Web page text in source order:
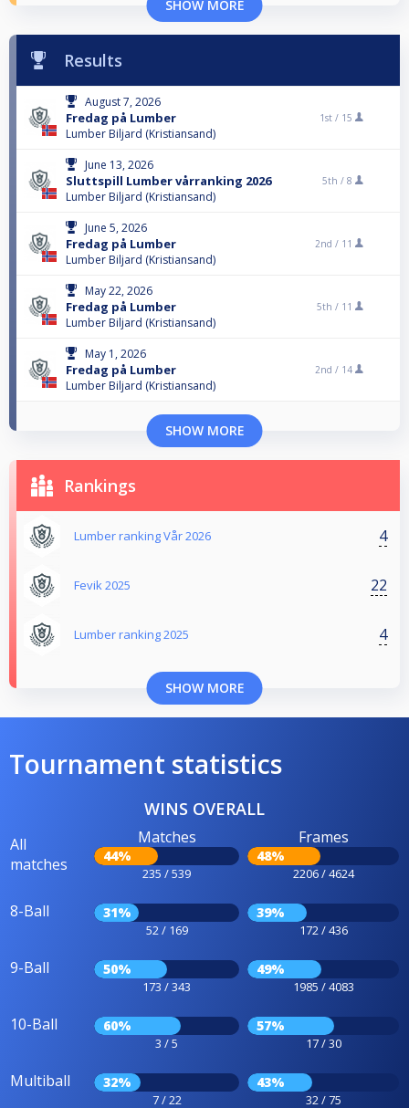
SHOW MORE
Results
August 7, 2026
Fredag på Lumber
Lumber Biljard (Kristiansand)
1st / 15
June 13, 2026
Sluttspill Lumber vårranking 2026
Lumber Biljard (Kristiansand)
5th / 8
June 5, 2026
Fredag på Lumber
Lumber Biljard (Kristiansand)
2nd / 11
May 22, 2026
Fredag på Lumber
Lumber Biljard (Kristiansand)
5th / 11
May 1, 2026
Fredag på Lumber
Lumber Biljard (Kristiansand)
2nd / 14
SHOW MORE
Rankings
Lumber ranking Vår 2026 4
Fevik 2025 22
Lumber ranking 2025 4
SHOW MORE
Tournament statistics
WINS OVERALL
All
matches
Matches
44%
235 / 539
Frames
48%
2206 / 4624
8-Ball 31%
52 / 169
39%
172 / 436
9-Ball 50%
173 / 343
49%
1985 / 4083
10-Ball 60%
3 / 5
57%
17 / 30
Multiball 32%
7 / 22
43%
32 / 75